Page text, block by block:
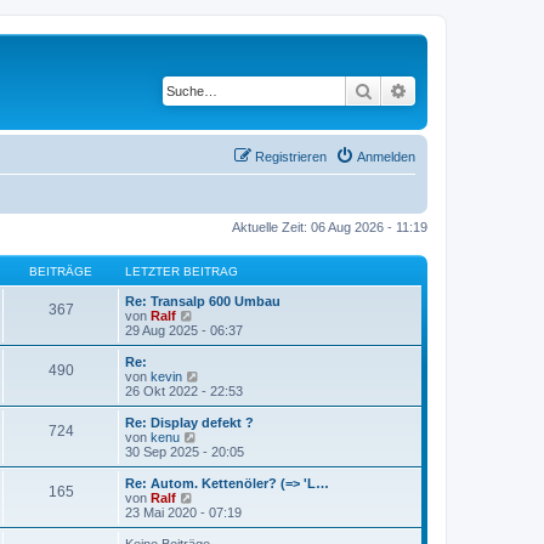
Suche
Anmelden
Registrieren
Aktuelle Zeit: 06 Aug 2026 - 11:19
BEITRÄGE LETZTER BEITRAG
367
Re: Transalp 600 Umbau
von Ralf
e
u
s
t
B
e
i
r
g
29 Aug 2025 - 06:37
490
Re:
von kevin
e
u
e
r
B
26 Okt 2022 - 22:53
724
Re: Display defekt ?
von kenu
e
u
e
30 Sep 2025 - 20:05
165
Re: Autom. Kettenöler? (=> 'L…
von Ralf
e
u
e
23 Mai 2020 - 07:19